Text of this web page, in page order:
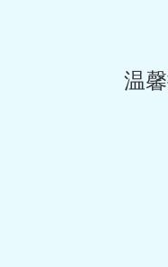
温